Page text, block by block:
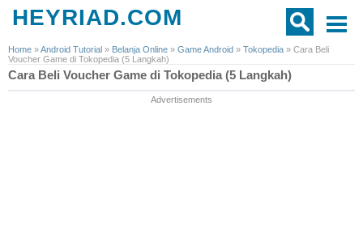
HEYRIAD.COM
Home »Android Tutorial » Belanja Online » Game Android » Tokopedia » Cara Beli
Voucher Game di Tokopedia (5 Langkah)
Cara Beli Voucher Game di Tokopedia (5 Langkah)
Advertisements